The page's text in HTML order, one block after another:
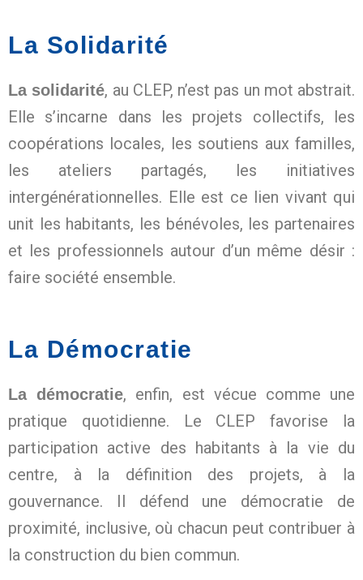
La Solidarité
La solidarité, au CLEP, n’est pas un mot abstrait.
Elle s’incarne dans les projets collectifs, les
coopérations locales, les soutiens aux familles,
les ateliers partagés, les initiatives
intergénérationnelles. Elle est ce lien vivant qui
unit les habitants, les bénévoles, les partenaires
et les professionnels autour d’un même désir :
faire société ensemble.
La Démocratie
La démocratie, enfin, est vécue comme une
pratique quotidienne. Le CLEP favorise la
participation active des habitants à la vie du
centre, à la définition des projets, à la
gouvernance. Il défend une démocratie de
proximité, inclusive, où chacun peut contribuer à
la construction du bien commun.